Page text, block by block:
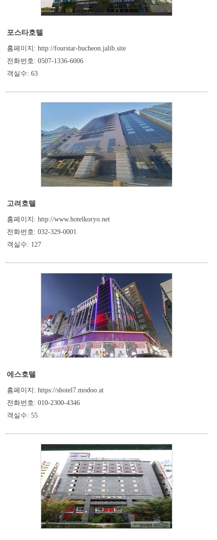
포스타호텔
홈페이지: http://fourstar-bucheon.jalib.site
전화번호: 0507-1336-6006
객실수: 63
고려호텔
홈페이지: http://www.hotelkoryo.net
전화번호: 032-329-0001
객실수: 127
에스호텔
홈페이지: https://shotel7.modoo.at
전화번호: 010-2300-4346
객실수: 55